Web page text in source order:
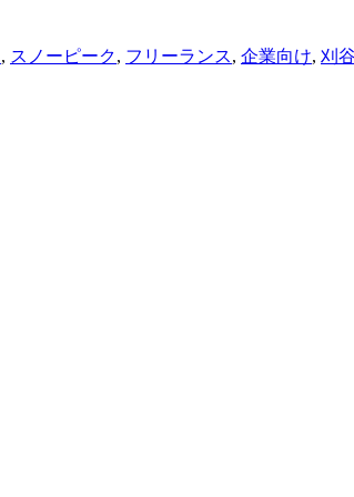
, スノーピーク, フリーランス, 企業向け, 刈